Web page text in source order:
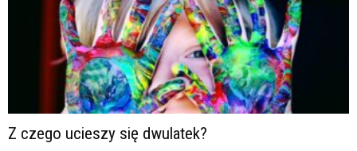
Z czego ucieszy się dwulatek?